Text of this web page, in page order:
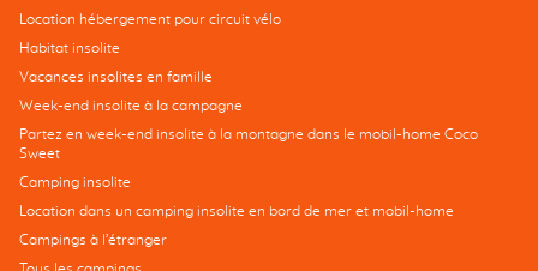
Location hébergement pour circuit vélo
Habitat insolite
Vacances insolites en famille
Week-end insolite à la campagne
Partez en week-end insolite à la montagne dans le mobil-home Coco
Sweet
Camping insolite
Location dans un camping insolite en bord de mer et mobil-home
Campings à l’étranger
Tous les campings